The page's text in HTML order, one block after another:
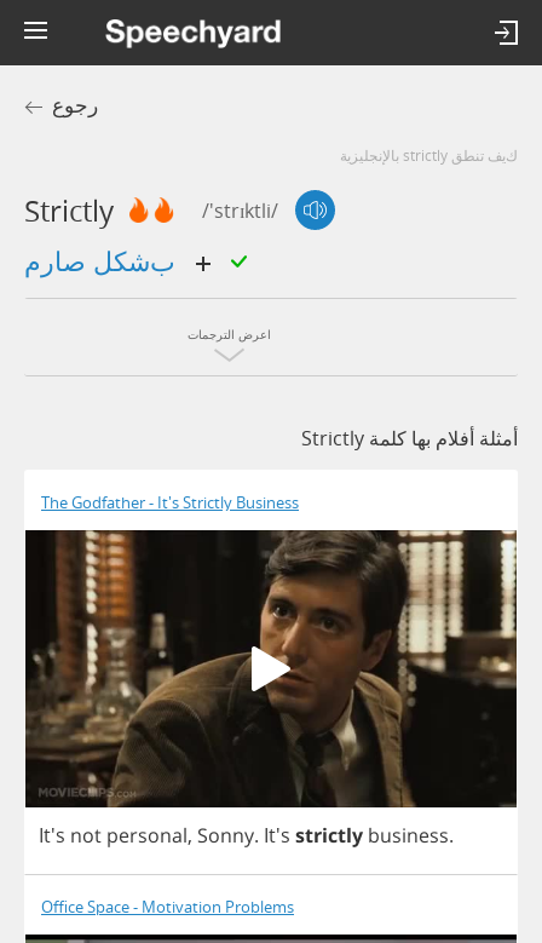
رجوع
كيف تنطق strictly بالإنجليزية
Strictly /'strɪktli/
اعرض الترجمات
أمثلة أفلام بها كلمة Strictly
The Godfather - It's Strictly Business
It's not personal, Sonny. It's strictly business.
Office Space - Motivation Problems